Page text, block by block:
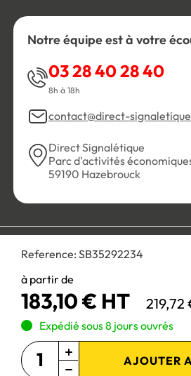
Reference: SB35292234
à partir de
183,10 € HT 219,72
Expédié sous 8 jours ouvrés
AJOUTER
Notre équipe est à votre
03 28 40 28 40
8h à 18h
contact@direct-
Direct Signalétique
Parc d'activités
59190 Hazebrouck
Personnaliser les cookies
Paiement 100%
Site réservé aux